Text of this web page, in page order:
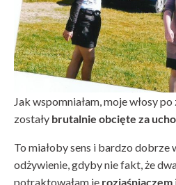
Jak wspomniałam, moje włosy
zostały brutalnie obcięte za ucho
To miałoby sens i bardzo dobrze
odżywienie, gdyby nie fakt, że
potraktowałam je rozjaśniaczem